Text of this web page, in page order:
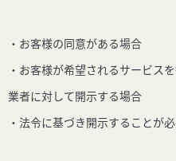
・お客様の同意がある場合
・お客様が希望されるサービス
業者に対して開示する場合
・法令に基づき開示することが